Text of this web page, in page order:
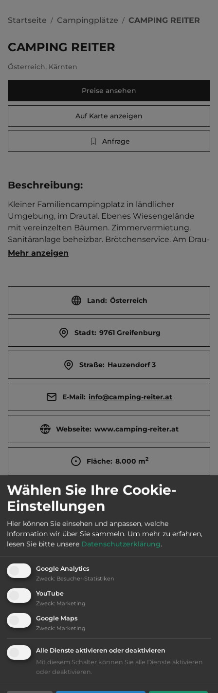
Startseite / Campingplätze / CAMPING REITER
CAMPING REITER
Österreich, Kärnten
Preise ansehen
Auf Karte anzeigen
Anfrage
Beschreibung:
Kleiner Familiencampingplatz in ländlicher
Umgebung, im Drautal. Ebenes Wiesengelände
mit vereinzelten Bäumen. Zimmervermietung.
Sanitäranlage beheizbar. Brötchenservice. Am Drau-
Radweg.   Ort 1 km entfernt.
Mehr anzeigen
Land: Österreich
Stadt: 9761 Greifenburg
Straße: Hauzendorf 3
E-Mail: info@camping-reiter.at
Webseite: www.camping-reiter.at
Fläche: 8.000 m2
Öffnungszeiten: 1.5. bis 30.9.
Telefon: 0043 4712 389
Ausstattung:
bis 25,- Euro
Klassifizierung: befriedigend
Platzeinrichtung: befriedigend
Wählen Sie Ihre Cookie-
Einstellungen
Hier können Sie einsehen und anpassen, welche
Information wir über Sie sammeln. Um mehr zu erfahren,
lesen Sie bitte unsere Datenschutzerklärung.
Google Analytics
Zweck: Besucher-Statistiken
YouTube
Zweck: Marketing
Google Maps
Zweck: Marketing
Alle Dienste aktivieren oder deaktivieren
Mit diesem Schalter können Sie alle Dienste aktivieren
oder deaktivieren.